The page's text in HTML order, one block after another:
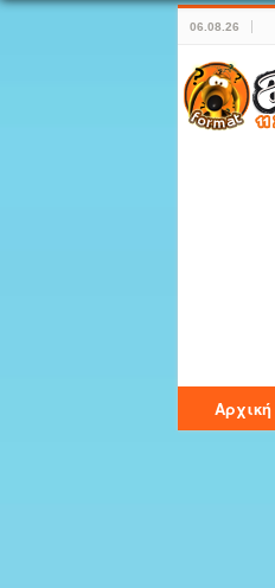
06.08.26
Αρχική